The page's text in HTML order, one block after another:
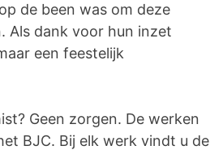
de been was om deze
Als dank voor hun inzet
een feestelijk
Geen zorgen. De werken
BJC. Bij elk werk vindt u de